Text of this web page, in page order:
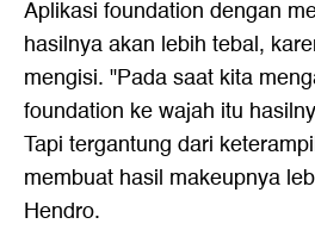
Aplikasi foundation dengan
hasilnya akan lebih tebal,
mengisi. "Pada saat kita
foundation ke wajah itu
Tapi tergantung dari
membuat hasil makeupnya
Hendro.